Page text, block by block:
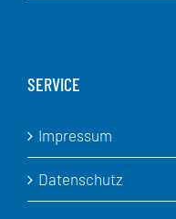
SERVICE
Impressum
Datenschutz